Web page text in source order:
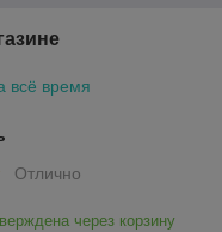
всё время
Отлично
через корзину